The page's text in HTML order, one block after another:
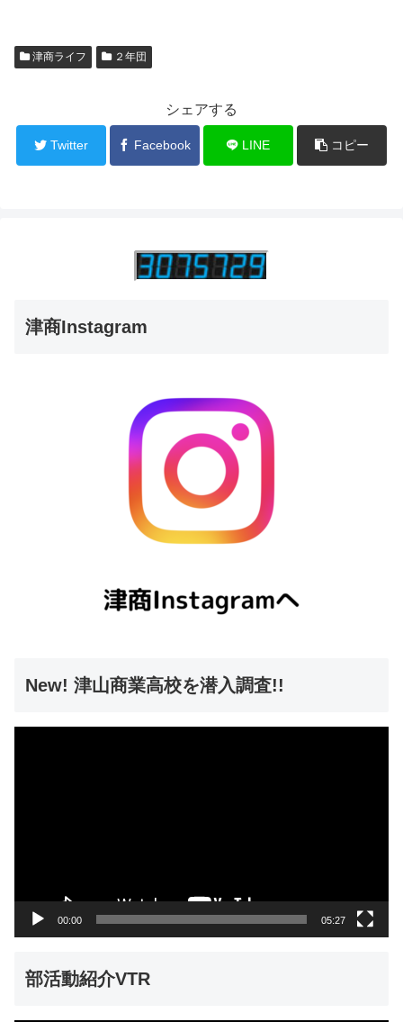
津商ライフ ２年団
シェアする
Twitter Facebook LINE コピー
津商Instagram
New! 津山商業高校を潜入調査!!
00:00 05:27
部活動紹介VTR